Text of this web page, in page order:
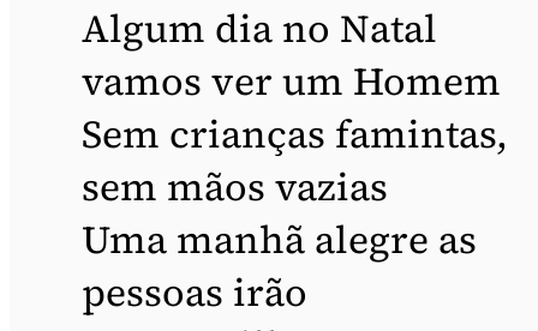
Algum dia no Natal
vamos ver um Homem
Sem crianças famintas,
sem mãos vazias
Uma manhã alegre as
pessoas irão